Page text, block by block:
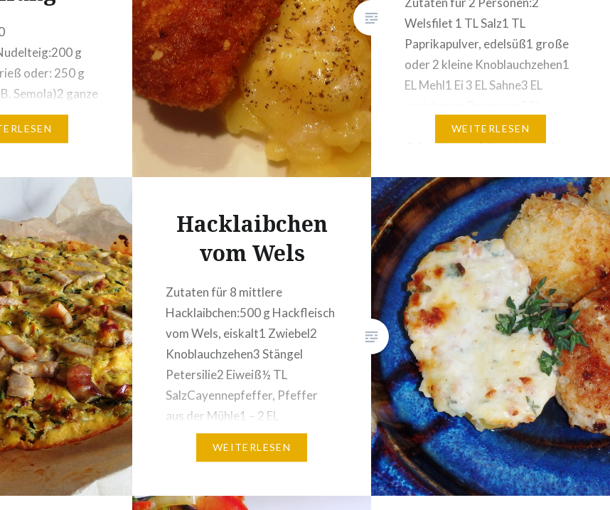
g
oder: 250 g
Semola)2 ganze
2 TL Salz2 EL
gehackt200
einer
EL
etwas
zu fest ist:
Welsfilet 1 TL Salz1 TL
Paprikapulver, edelsüß1 große
oder 2 kleine Knoblauchzehen1
EL Mehl1 Ei 3 EL Sahne3 EL
Brotbrösel2 EL Butterschmalz
Zubereitung: 1 Stunde vor dem
befreien und jedes Filet in 2
Stücke schneiden. Einwürzen
von beiden Seiten: Salz,
gepresste Knoblauchzehe und
Paprikapulver. In…
WEITERLESEN
Hacklaibchen
vom Wels
Zutaten für 8 mittlere
Hacklaibchen:500 g Hackfleisch
vom Wels, eiskalt1 Zwiebel2
Knoblauchzehen3 Stängel
Petersilie2 Eiweiß½ TL
SalzCayennepfeffer, Pfeffer
aus der Mühle1 – 2 EL
Brotbrösel Zubereitung:
Petersilie hacken Eiweiß
WEITERLESEN